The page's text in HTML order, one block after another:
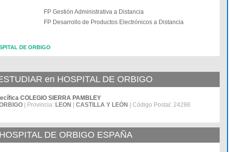
FP Gestión Administrativa a Distancia
FP Desarrollo de Productos Electrónicos a Distancia
DE ORBIGO
en HOSPITAL DE ORBIGO
COLEGIO SIERRA PAMBLEY
| Provincia: LEON CASTILLA Y LEÓN | Código Postal: 24286
DE ORBIGO ESPAÑA